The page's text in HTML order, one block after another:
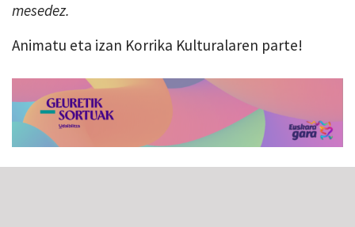
mesedez.
Animatu eta izan Korrika Kulturalaren parte!